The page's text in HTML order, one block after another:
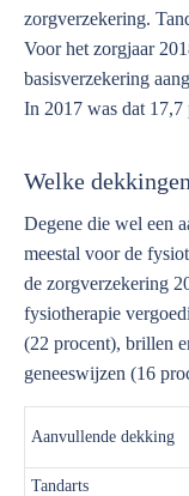
zorgverzekering.
Voor het zorgjaar
basisverzekering
In 2017 was dat 17,7
Welke
Degene die wel een
meestal voor de
de zorgverzekering
fysiotherapie
(22 procent), brillen
geneeswijzen (16
Aanvullende dekking
Tandarts